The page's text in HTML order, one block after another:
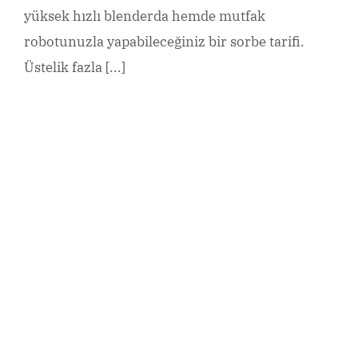
yüksek hızlı blenderda hemde mutfak
robotunuzla yapabileceğiniz bir sorbe tarifi.
Üstelik fazla [...]